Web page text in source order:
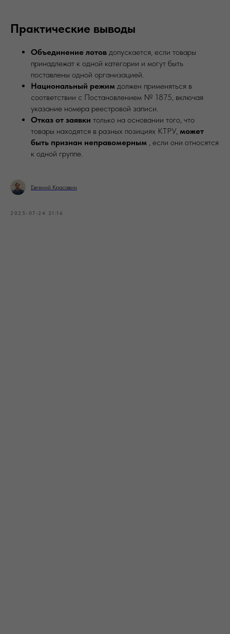
Практические выводы
Объединение лотов допускается, если товары
принадлежат к одной категории и могут быть
поставлены одной организацией.
Национальный режим должен применяться в
соответствии с Постановлением № 1875, включая
указание номера реестровой записи.
Отказ от заявки только на основании того, что
товары находятся в разных позициях КТРУ, может
быть признан неправомерным , если они относятся
к одной группе.
Евгений Красавин
2025-07-24 21:16